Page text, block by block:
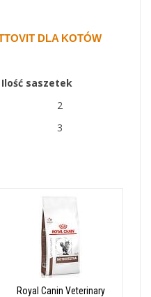
DLA KOTÓW
Ilość saszetek
2
3
Royal Canin Veterinary